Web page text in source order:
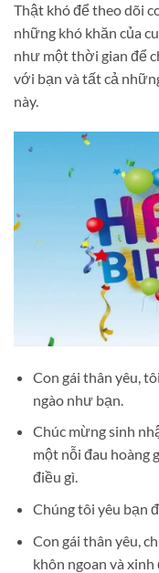
Thật khó để theo dõi
những khó khăn của
như một thời gian để
với bạn và tất cả
này.
Con gái thân yêu,
ngào như bạn.
Chúc mừng sinh
một nỗi đau hoàng
điều gì.
Chúng tôi yêu bạn
Con gái thân yêu,
khôn ngoan và